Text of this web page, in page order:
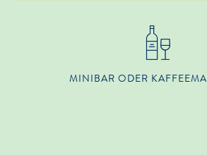
MINIBAR ODER